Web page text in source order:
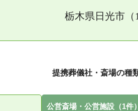
栃木県日光市（1
提携葬儀社・斎場の種
公営斎場・公営施設（1件）